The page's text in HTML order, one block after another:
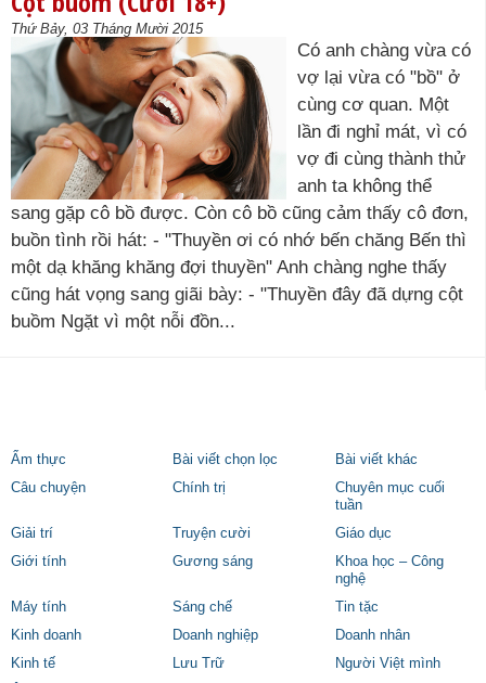
Thứ Bảy, 03 Tháng Mười 2015
Có anh chàng vừa có
vợ lại vừa có "bồ" ở
cùng cơ quan. Một
lần đi nghỉ mát, vì có
vợ đi cùng thành thử
anh ta không thể
sang gặp cô bồ được. Còn cô bồ cũng cảm thấy cô đơn,
buồn tình rồi hát: - "Thuyền ơi có nhớ bến chăng Bến thì
một dạ khăng khăng đợi thuyền" Anh chàng nghe thấy
cũng hát vọng sang giãi bày: - "Thuyền đây đã dựng cột
buồm Ngặt vì một nỗi đồn...
Ẩm thực Bài viết chọn lọc
Bài viết khác
Câu chuyện
Chính trị
Chuyên mục cuối
tuần
Giải trí
Truyện cười
Giáo dục
Giới tính
Gương sáng
Khoa học – Công
nghệ
Máy tính
Sáng chế
Tin tặc
Kinh doanh
Doanh nghiệp
Doanh nhân
Kinh tế
Lưu Trữ
Người Việt mình